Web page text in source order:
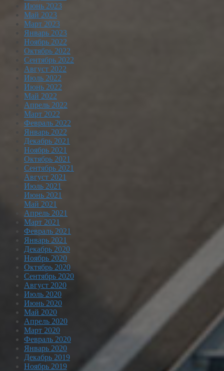
Июнь 2023
Май 2023
Март 2023
Январь 2023
Ноябрь 2022
Октябрь 2022
Сентябрь 2022
Август 2022
Июль 2022
Июнь 2022
Май 2022
Апрель 2022
Март 2022
Февраль 2022
Январь 2022
Декабрь 2021
Ноябрь 2021
Октябрь 2021
Сентябрь 2021
Август 2021
Июль 2021
Июнь 2021
Май 2021
Апрель 2021
Март 2021
Февраль 2021
Январь 2021
Декабрь 2020
Ноябрь 2020
Октябрь 2020
Сентябрь 2020
Август 2020
Июль 2020
Июнь 2020
Май 2020
Апрель 2020
Март 2020
Февраль 2020
Январь 2020
Декабрь 2019
Ноябрь 2019